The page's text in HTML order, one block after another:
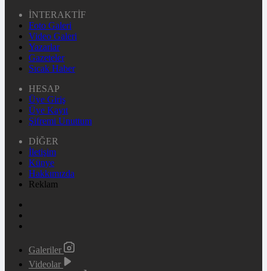
İNTERAKTİF
Foto Galeri
Video Galeri
Yazarlar
Gazeteler
Sıcak Haber
HESAP
Üye Giriş
Üye Kayıt
Şifremi Unuttum
DİĞER
İletişim
Künye
Hakkımızda
Reklam
Galeriler
Videolar